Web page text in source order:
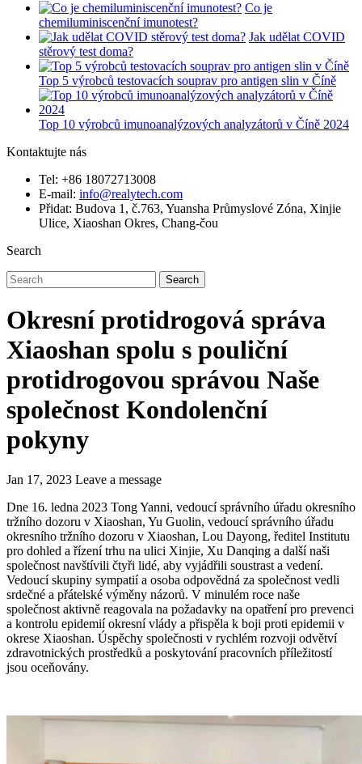
Co je
chemiluminiscenční imunotest?
Jak udělat COVID
stěrový test doma?
Top 5 výrobců testovacích souprav pro antigen slin v Číně
Top 10 výrobců imunoanalýzových analyzátorů v Číně 2024
Kontaktujte nás
Tel: +86 18072713008
E-mail: info@realytech.com
Přidat: Budova 1, č.763, Yuansha Průmyslové Zóna, Xinjie
Ulice, Xiaoshan Okres, Chang-čou
Search
Search
Okresní protidrogová správa
Xiaoshan spolu s pouliční
protidrogovou správou Naše
společnost Kondolenční
pokyny
Jan 17, 2023 Leave a message
Dne 16. ledna 2023 Tong Yanni, vedoucí správního úřadu okresního
tržního dozoru v Xiaoshan, Yu Guolin, vedoucí správního úřadu
okresního tržního dozoru v Xiaoshan, Lou Dayong, ředitel Institutu
pro dohled a řízení trhu na ulici Xinjie, Xu Danqing a další naši
společnost navštívili čtyři lidé, aby vyjádřili soustrast a vedení.
Vedoucí skupiny sympatií a osoba odpovědná za společnost vedli
srdečné a přátelské výměny názorů. V minulém roce naše
společnost aktivně reagovala na požadavky na opatření pro prevenci
a kontrolu epidemií okresní vlády a přispěla k boji proti epidemii v
okrese Xiaoshan. Úspěchy společnosti v rychlém rozvoji odvětví
zdravotnických prostředků a poskytování pracovních příležitostí
jsou oceňovány.